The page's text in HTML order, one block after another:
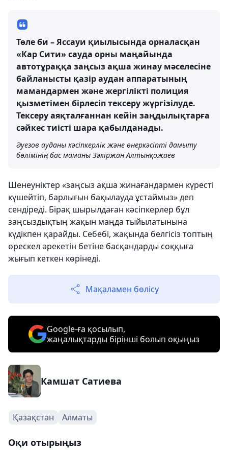
Төле би – Яссауи қиылысында орналасқан
«Кар Сити» сауда орны маңайында
автотұраққа заңсыз ақша жинау мәселесіне
байланысты қазір аудан аппаратының
мамандармен және жергілікті полиция
қызметімен бірлесіп тексеру жүргізілуде.
Тексеру аяқталғаннан кейін заңдылықтарға
сәйкес тиісті шара қабылданады.
Әуезов ауданы кәсіпкерлік және өнеркәсіпті дамыту
бөлімінің бас маманы Зәкіржан Алтынқожаев
Шенеуніктер «заңсыз ақша жинағандармен күресті
күшейтіп, барлығын бақылауда ұстаймыз» деп
сендіреді. Бірақ шырылдаған кәсіпкерлер бұл
заңсыздықтың жақын маңда тыйылатынына
күдікпен қарайды. Себебі, жақында белгісіз топтың
өрескел әрекетін бетіне басқандарды соққыға
жығып кеткен көрінеді.
Мақаламен бөлісу
Google-ға қосылып,
жаңалықтарды бірінші болып оқыңыз
Камшат Сатиева
Қазақстан Алматы
Оқи отырыңыз